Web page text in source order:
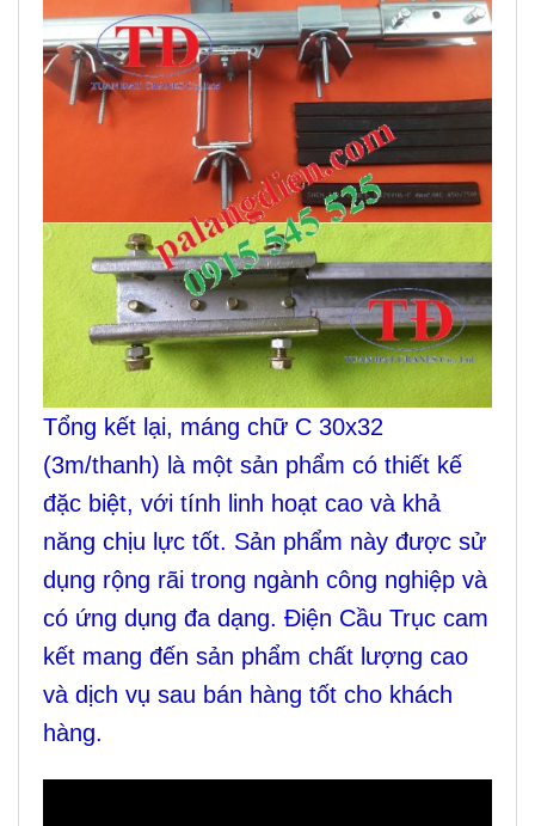
Tổng kết lại, máng chữ C 30x32
(3m/thanh) là một sản phẩm có thiết kế
đặc biệt, với tính linh hoạt cao và khả
năng chịu lực tốt. Sản phẩm này được sử
dụng rộng rãi trong ngành công nghiệp và
có ứng dụng đa dạng. Điện Cầu Trục cam
kết mang đến sản phẩm chất lượng cao
và dịch vụ sau bán hàng tốt cho khách
hàng.